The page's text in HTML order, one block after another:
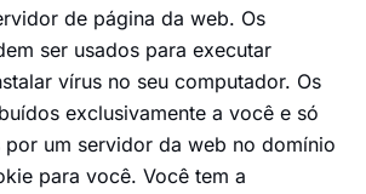
de página da web. Os
ser usados para executar
vírus no seu computador. Os
exclusivamente a você e só
um servidor da web no domínio
para você. Você tem a